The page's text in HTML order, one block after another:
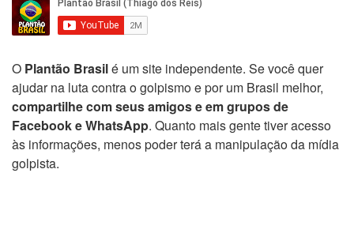
O Plantão Brasilé um site independente. Se você quer
ajudar na luta contra o golpismo e por um Brasil melhor,
compartilhe com seus amigos e em grupos de
Facebook e WhatsApp. Quanto mais gente tiver acesso
às informações, menos poder terá a manipulação da mídia
golpista.